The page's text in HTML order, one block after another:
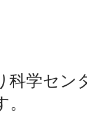
科学セン